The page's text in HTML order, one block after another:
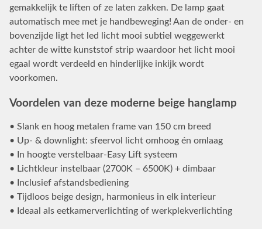
gemakkelijk te liften of ze laten zakken. De lamp gaat
automatisch mee met je handbeweging! Aan de onder- en
bovenzijde ligt het led licht mooi subtiel weggewerkt
achter de witte kunststof strip waardoor het licht mooi
egaal wordt verdeeld en hinderlijke inkijk wordt
voorkomen.
Voordelen van deze moderne beige hanglamp
• Slank en hoog metalen frame van 150 cm breed
• Up- & downlight: sfeervol licht omhoog én omlaag
• In hoogte verstelbaar-Easy Lift systeem
• Lichtkleur instelbaar (2700K – 6500K) + dimbaar
• Inclusief afstandsbediening
• Tijdloos beige design, harmonieus in elk interieur
• Ideaal als eetkamerverlichting of werkplekverlichting